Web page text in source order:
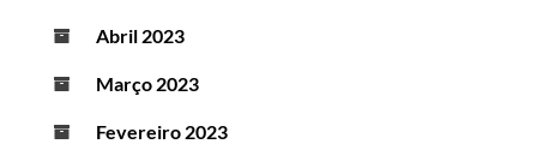
Abril 2023
Março 2023
Fevereiro 2023